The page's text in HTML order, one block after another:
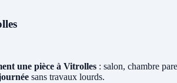
une pièce à Vitrolles : salon, chambre
sans travaux lourds.